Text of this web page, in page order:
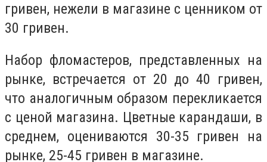
гривен, нежели в магазине с ценником от
30 гривен.
Набор фломастеров, представленных на
рынке, встречается от 20 до 40 гривен,
что аналогичным образом перекликается
с ценой магазина. Цветные карандаши, в
среднем, оцениваются 30-35 гривен на
рынке, 25-45 гривен в магазине.